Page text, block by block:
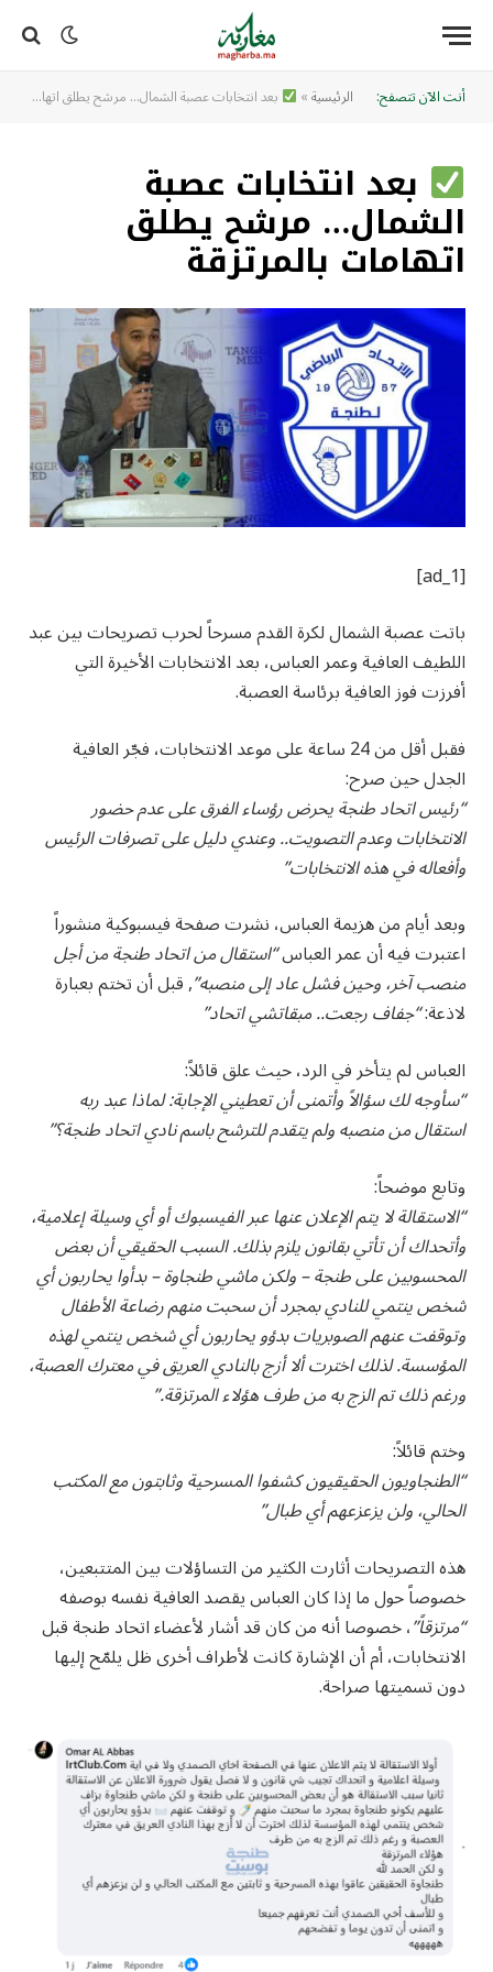
أنت الآن تتصفح: الرئيسية» بعد انتخابات عصبة الشمال… مرشح يطلق اتهامات بالمرتزقة
بعد انتخابات عصبة
الشمال… مرشح يطلق
اتهامات بالمرتزقة
[ad_1]
باتت عصبة الشمال لكرة القدم مسرحاً لحرب تصريحات بين عبد
اللطيف العافية وعمر العباس، بعد الانتخابات الأخيرة التي
أفرزت فوز العافية برئاسة العصبة.
فقبل أقل من 24 ساعة على موعد الانتخابات، فجّر العافية
الجدل حين صرح:
“رئيس اتحاد طنجة يحرض رؤساء الفرق على عدم حضور
الانتخابات وعدم التصويت.. وعندي دليل على تصرفات الرئيس
وأفعاله في هذه الانتخابات”
وبعد أيام من هزيمة العباس، نشرت صفحة فيسبوكية منشوراً
اعتبرت فيه أن عمر العباس“استقال من اتحاد طنجة من أجل
منصب آخر، وحين فشل عاد إلى منصبه”, قبل أن تختم بعبارة
لاذعة:“جفاف رجعت.. مبقاتشي اتحاد”
العباس لم يتأخر في الرد، حيث علق قائلاً:
“سأوجه لك سؤالاً وأتمنى أن تعطيني الإجابة: لماذا عبد ربه
استقال من منصبه ولم يتقدم للترشح باسم نادي اتحاد طنجة؟”
وتابع موضحاً:
“الاستقالة لا يتم الإعلان عنها عبر الفيسبوك أو أي وسيلة إعلامية،
وأتحداك أن تأتي بقانون يلزم بذلك. السبب الحقيقي أن بعض
المحسوبين على طنجة – ولكن ماشي طنجاوة – بدأوا يحاربون أي
شخص ينتمي للنادي بمجرد أن سحبت منهم رضاعة الأطفال
وتوقفت عنهم الصوبريات بدؤو يحاربون أي شخص ينتمي لهذه
المؤسسة. لذلك اخترت ألا أزج بالنادي العريق في معترك العصبة،
ورغم ذلك تم الزج به من طرف هؤلاء المرتزقة.”
وختم قائلاً:
“الطنجاويون الحقيقيون كشفوا المسرحية وثابتون مع المكتب
الحالي، ولن يزعزعهم أي طبال”
هذه التصريحات أثارت الكثير من التساؤلات بين المتتبعين،
خصوصاً حول ما إذا كان العباس يقصد العافية نفسه بوصفه
“مرتزقاً”، خصوصا أنه من كان قد أشار لأعضاء اتحاد طنجة قبل
الانتخابات، أم أن الإشارة كانت لأطراف أخرى ظل يلمّح إليها
دون تسميتها صراحة.